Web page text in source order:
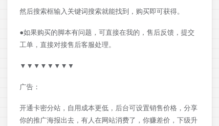
然后搜索框输入关键词搜索就能找到，购买即可获得。
●如果购买的脚本有问题，可直接在我的，售后反馈，提交
工单，直接对接售后客服处理。
▼▼▼▼▼▼▼▼
广告：
开通卡密分站，自用成本更低，后台可设置销售价格，分享
你的推广海报出去，有人在网站消费了，你赚差价，下级升